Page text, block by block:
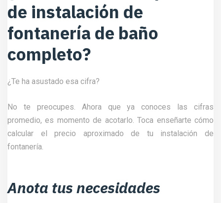
de instalación de
fontanería de baño
completo?
¿Te ha asustado esa cifra?
No te preocupes. Ahora que ya conoces las cifras
promedio, es momento de acotarlo. Toca enseñarte cómo
calcular el precio aproximado de tu instalación de
fontanería.
Anota tus necesidades